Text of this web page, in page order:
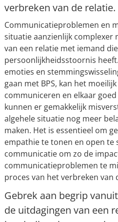
verbreken van de relatie.
Communicatieproblemen en
situatie aanzienlijk complexer
van een relatie met iemand
persoonlijkheidsstoornis
emoties en
gaan met BPS, kan het
communiceren en elkaar
kunnen er gemakkelijk
algehele situatie nog meer
maken. Het is essentieel om
empathie te tonen en open te
communicatie om zo de
communicatieproblemen te
proces van het verbreken van
Gebrek aan begrip
de uitdagingen van een